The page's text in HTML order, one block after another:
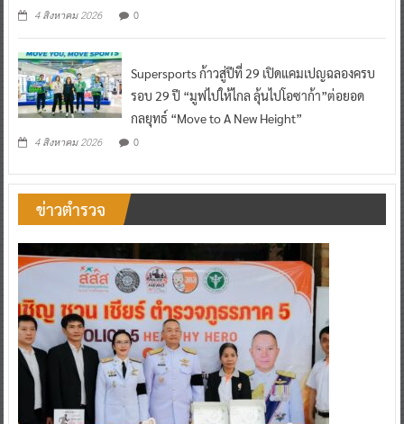
4 สิงหาคม 2026 0
Supersports ก้าวสู่ปีที่ 29 เปิดแคมเปญฉลองครบ
รอบ 29 ปี “มูฟไปให้ไกล ลุ้นไปโอซาก้า”ต่อยอด
กลยุทธ์ “Move to A New Height”
4 สิงหาคม 2026 0
ข่าวตำรวจ